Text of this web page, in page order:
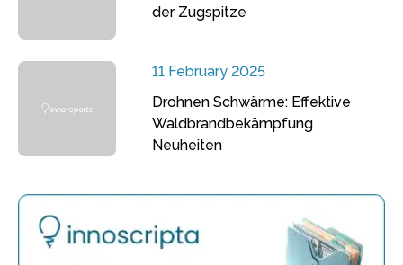
der Zugspitze
11 February 2025
Drohnen Schwärme: Effektive
Waldbrandbekämpfung
Neuheiten